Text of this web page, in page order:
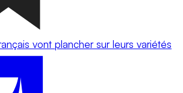
vont plancher sur leurs variétés